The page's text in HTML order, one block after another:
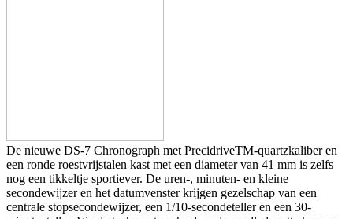
De nieuwe DS-7 Chronograph met PrecidriveTM-quartzkaliber en
een ronde roestvrijstalen kast met een diameter van 41 mm is zelfs
nog een tikkeltje sportiever. De uren-, minuten- en kleine
secondewijzer en het datumvenster krijgen gezelschap van een
centrale stopsecondewijzer, een 1/10-secondeteller en een 30-